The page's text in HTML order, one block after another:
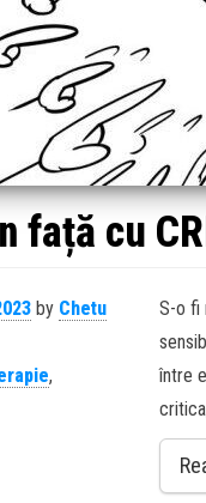
față cu
by Chetu
,
S-o fi
între